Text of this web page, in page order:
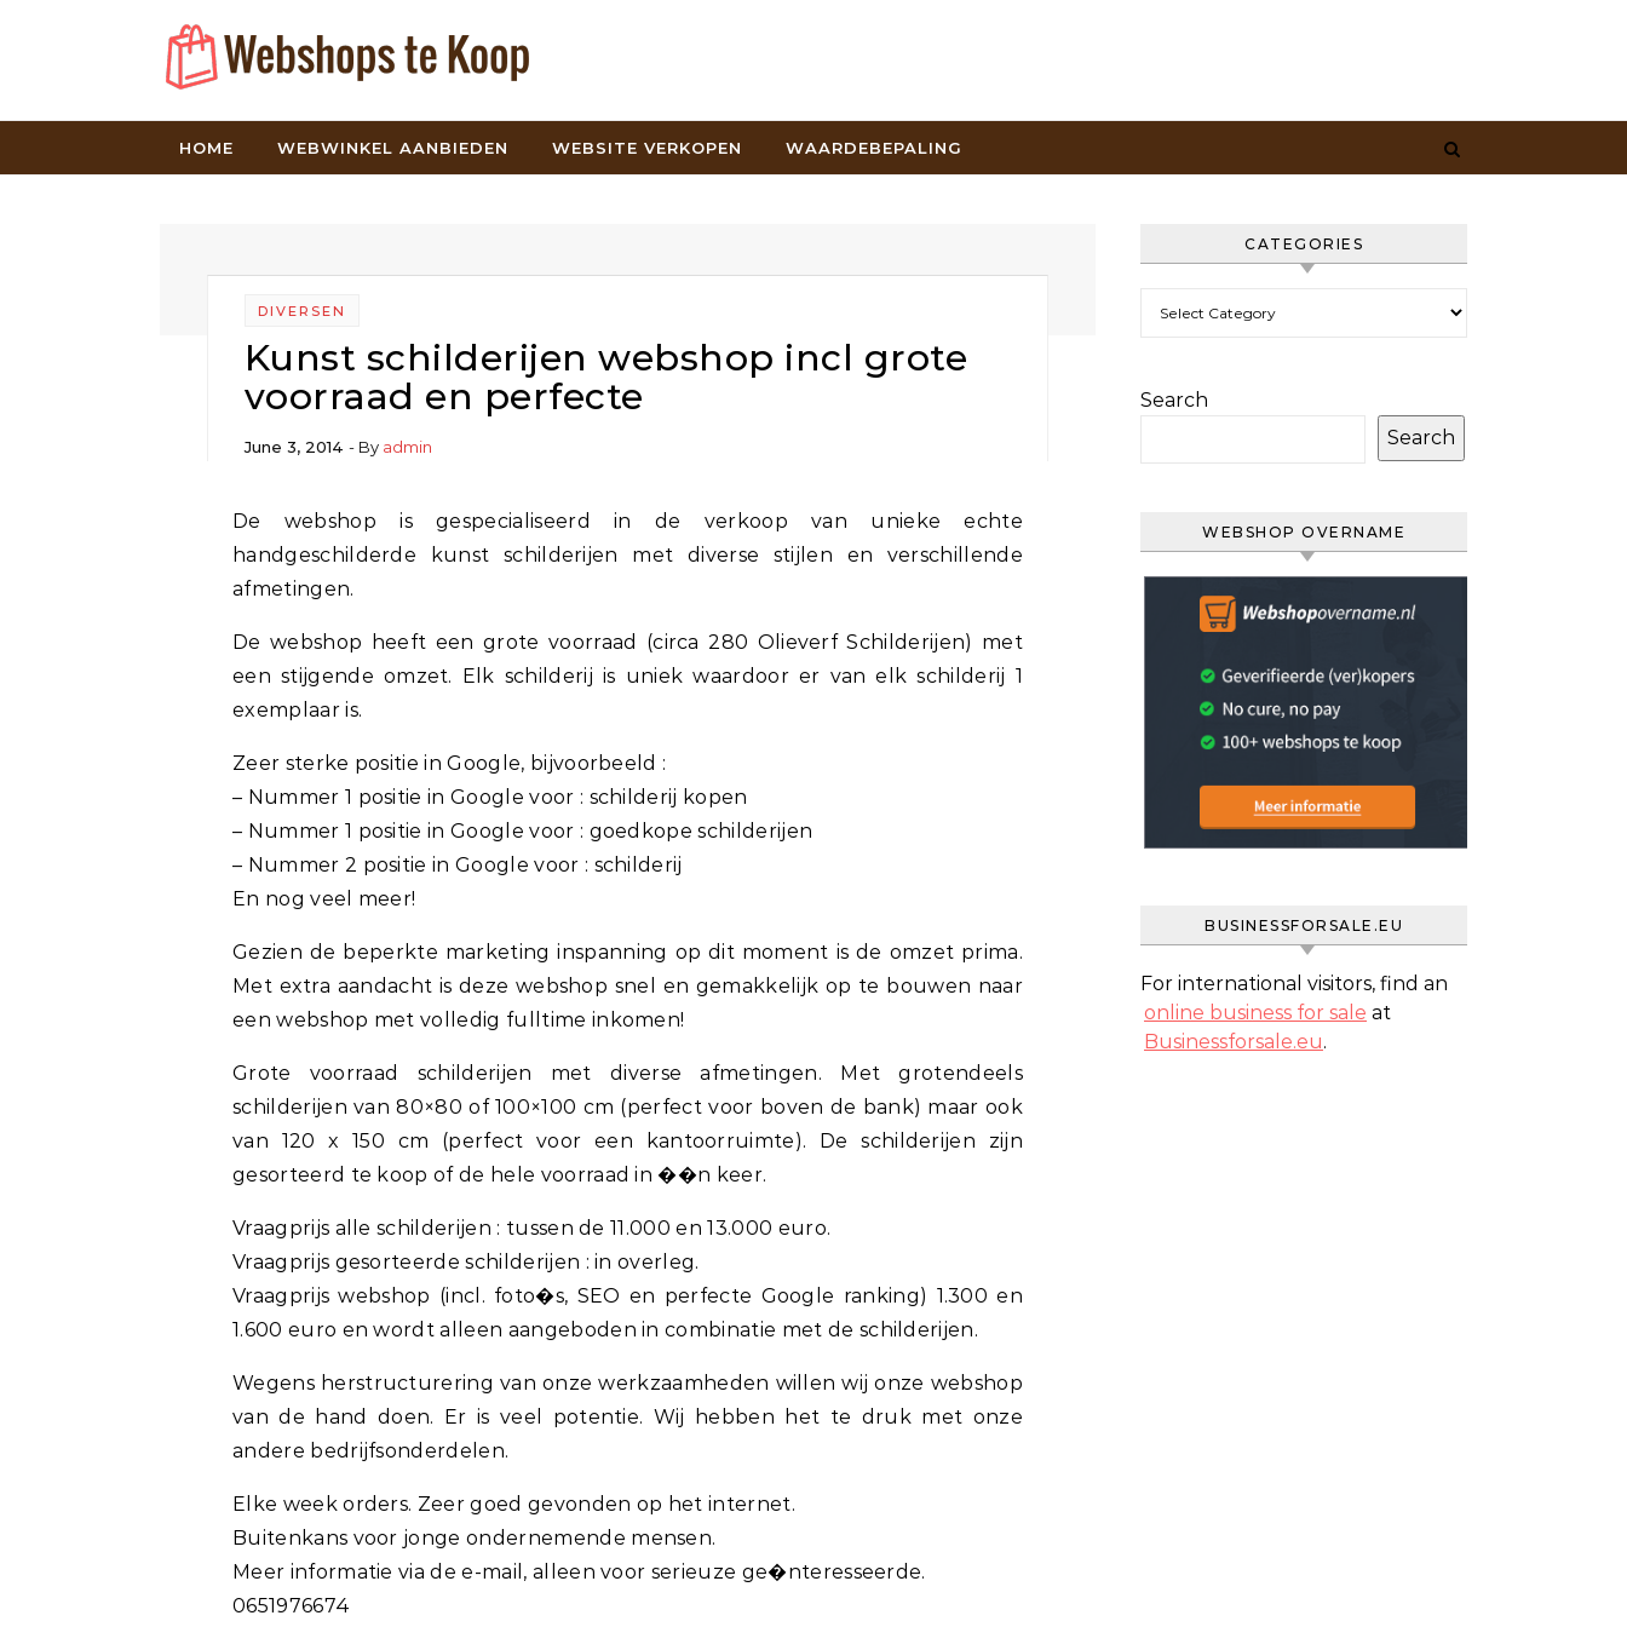
HOME WEBWINKEL AANBIEDEN WEBSITE VERKOPEN WAARDEBEPALING
DIVERSEN
Kunst schilderijen webshop incl grote
voorraad en perfecte
June 3, 2014 - By admin
De webshop is gespecialiseerd in de verkoop van unieke echte
handgeschilderde kunst schilderijen met diverse stijlen en verschillende
afmetingen.
De webshop heeft een grote voorraad (circa 280 Olieverf Schilderijen) met
een stijgende omzet. Elk schilderij is uniek waardoor er van elk schilderij 1
exemplaar is.
Zeer sterke positie in Google, bijvoorbeeld :
– Nummer 1 positie in Google voor : schilderij kopen
– Nummer 1 positie in Google voor : goedkope schilderijen
– Nummer 2 positie in Google voor : schilderij
En nog veel meer!
Gezien de beperkte marketing inspanning op dit moment is de omzet prima.
Met extra aandacht is deze webshop snel en gemakkelijk op te bouwen naar
een webshop met volledig fulltime inkomen!
Grote voorraad schilderijen met diverse afmetingen. Met grotendeels
schilderijen van 80×80 of 100×100 cm (perfect voor boven de bank) maar ook
van 120 x 150 cm (perfect voor een kantoorruimte). De schilderijen zijn
gesorteerd te koop of de hele voorraad in ��n keer.
Vraagprijs alle schilderijen : tussen de 11.000 en 13.000 euro.
Vraagprijs gesorteerde schilderijen : in overleg.
Vraagprijs webshop (incl. foto�s, SEO en perfecte Google ranking) 1.300 en
1.600 euro en wordt alleen aangeboden in combinatie met de schilderijen.
Wegens herstructurering van onze werkzaamheden willen wij onze webshop
van de hand doen. Er is veel potentie. Wij hebben het te druk met onze
andere bedrijfsonderdelen.
Elke week orders. Zeer goed gevonden op het internet.
Buitenkans voor jonge ondernemende mensen.
Meer informatie via de e-mail, alleen voor serieuze ge�nteresseerde.
0651976674
CATEGORIES
Search
Search
WEBSHOP OVERNAME
BUSINESSFORSALE.EU
For international visitors, find an
online business for sale at
Businessforsale.eu.